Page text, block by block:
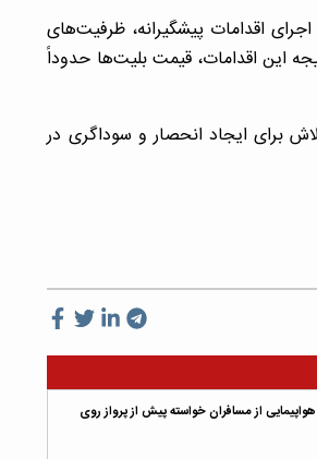
اقدامات پیشگیرانه، ظرفیت‌های
این اقدامات، قیمت بلیت‌ها حدوداً
برای ایجاد انحصار و سوداگری در
از مسافران خواسته پیش از پرواز روی